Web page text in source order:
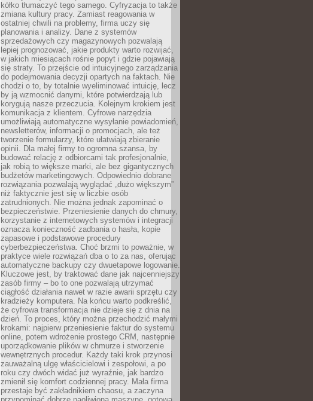
kółko tłumaczyć tego samego. Cyfryzacja to także
zmiana kultury pracy. Zamiast reagowania w
ostatniej chwili na problemy, firma uczy się
planowania i analizy. Dane z systemów
sprzedażowych czy magazynowych pozwalają
lepiej prognozować, jakie produkty warto rozwijać,
w jakich miesiącach rośnie popyt i gdzie pojawiają
się straty. To przejście od intuicyjnego zarządzania
do podejmowania decyzji opartych na faktach. Nie
chodzi o to, by totalnie wyeliminować intuicję, lecz
by ją wzmocnić danymi, które potwierdzają lub
korygują nasze przeczucia. Kolejnym krokiem jest
komunikacja z klientem. Cyfrowe narzędzia
umożliwiają automatyczne wysyłanie powiadomień,
newsletterów, informacji o promocjach, ale też
tworzenie formularzy, które ułatwiają zbieranie
opinii. Dla małej firmy to ogromna szansa, by
budować relację z odbiorcami tak profesjonalnie,
jak robią to większe marki, ale bez gigantycznych
budżetów marketingowych. Odpowiednio dobrane
rozwiązania pozwalają wyglądać „dużo większym”
niż faktycznie jest się w liczbie osób
zatrudnionych. Nie można jednak zapominać o
bezpieczeństwie. Przeniesienie danych do chmury,
korzystanie z internetowych systemów i integracji
oznacza konieczność zadbania o hasła, kopie
zapasowe i podstawowe procedury
cyberbezpieczeństwa. Choć brzmi to poważnie, w
praktyce wiele rozwiązań dba o to za nas, oferując
automatyczne backupy czy dwuetapowe logowanie.
Kluczowe jest, by traktować dane jak najcenniejszy
zasób firmy – bo to one pozwalają utrzymać
ciągłość działania nawet w razie awarii sprzętu czy
kradzieży komputera. Na końcu warto podkreślić,
że cyfrowa transformacja nie dzieje się z dnia na
dzień. To proces, który można przechodzić małymi
krokami: najpierw przeniesienie faktur do systemu
online, potem wdrożenie prostego CRM, następnie
uporządkowanie plików w chmurze i stworzenie
wewnętrznych procedur. Każdy taki krok przynosi
zauważalną ulgę właścicielowi i zespołowi, a po
roku czy dwóch widać już wyraźnie, jak bardzo
zmienił się komfort codziennej pracy. Mała firma
przestaje być zakładnikiem chaosu, a zaczyna